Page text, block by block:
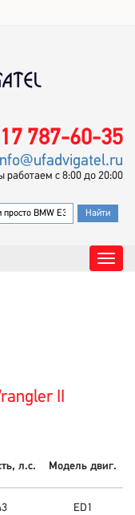
787-60-35
работаем с 8:00 до 20:00
II
л.с. Модель двиг.
ED1